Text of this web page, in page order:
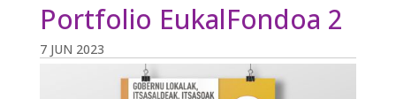
Portfolio EukalFondoa 2
7 JUN 2023